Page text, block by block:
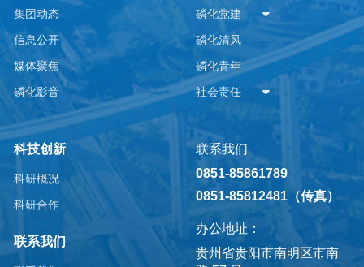
集团动态
信息公开
媒体聚焦
磷化影音
磷化党建
磷化清风
磷化青年
社会责任
科技创新
科研概况
科研合作
联系我们
联系我们
0851-85861789
0851-85812481（传真）
办公地址：
贵州省贵阳市南明区市南